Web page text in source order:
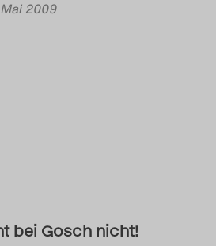
Mai 2009
bei Gosch nicht!